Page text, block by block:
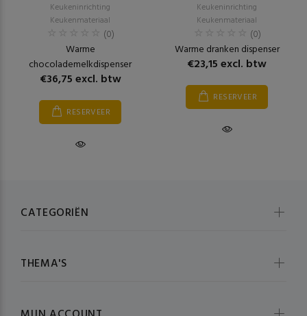
Keukeninrichting
Keukenmateriaal
(0)
Warme
chocolademelkdispenser
€36,75 excl. btw
RESERVEER
Keukeninrichting
Keukenmateriaal
(0)
Warme dranken dispenser
€23,15 excl. btw
RESERVEER
CATEGORIËN
THEMA'S